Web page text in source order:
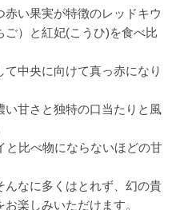
い果実が特徴のレッドキウ
）と紅妃(こうひ)を食べ比
中央に向けて真っ赤になり
甘さと独特の口当たりと風
と比べ物にならないほどの甘
んなに多くはとれず、幻の貴
楽しみいただけます。